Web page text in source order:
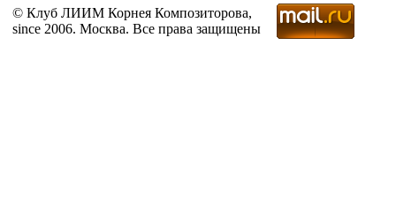
© Клуб ЛИИМ Корнея Композиторова,
since 2006. Москва. Все права защищены